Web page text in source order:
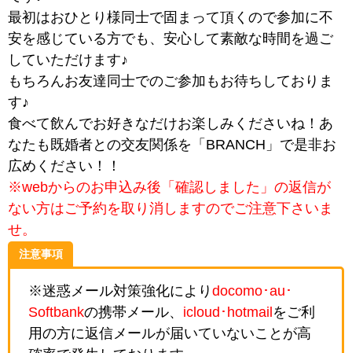
最初はおひとり様同士で固まって頂くので参加に不
安を感じている方でも、安心して素敵な時間を過ご
していただけます♪
もちろんお友達同士でのご参加もお待ちしておりま
す♪
食べて飲んでお好きなだけお楽しみくださいね！あ
なたも既婚者との交友関係を「BRANCH」で是非お
広めください！！
※webからのお申込み後「確認しました」の返信が
ない方はご予約を取り消しますのでご注意下さいま
せ。
注意事項
※迷惑メール対策強化により docomo･au･
Softbankの携帯メール、 icloud･hotmail をご利
用の方に返信メールが届いていないことが高